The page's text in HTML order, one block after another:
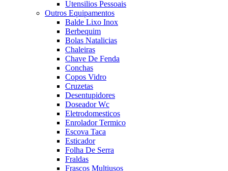
Utensilios Pessoais
Outros Equipamentos
Balde Lixo Inox
Berbequim
Bolas Natalicias
Chaleiras
Chave De Fenda
Conchas
Copos Vidro
Cruzetas
Desentupidores
Doseador Wc
Eletrodomesticos
Enrolador Termico
Escova Taca
Esticador
Folha De Serra
Fraldas
Frascos Multiusos